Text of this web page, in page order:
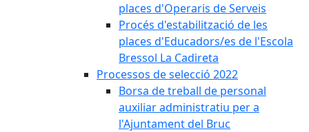
places d'Operaris de Serveis
Procés d'estabilització de les
places d'Educadors/es de l'Escola
Bressol La Cadireta
Processos de selecció 2022
Borsa de treball de personal
auxiliar administratiu per a
l'Ajuntament del Bruc